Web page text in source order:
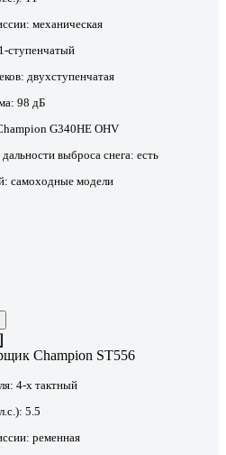
механическая
1-ступенчатый
двухступенчатая
98 дБ
G340HE OHV
дальности выброса снега: есть
самоходные модели
Champion ST556
4-х тактный
5.5
ременная